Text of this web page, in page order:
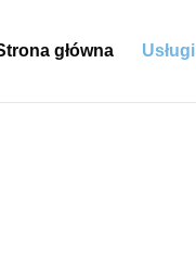
główna Usługi